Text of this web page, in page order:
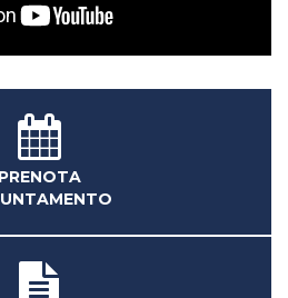
PRENOTA